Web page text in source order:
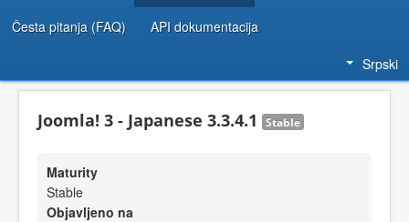
Česta pitanja (FAQ) API dokumentacija
Srpski
Joomla! 3 - Japanese 3.3.4.1 Stable
Maturity
Stable
Objavljeno na